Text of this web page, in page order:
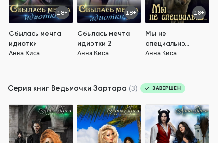
18+
Сбылась мечта
идиотки
Анна Киса
18+
Сбылась мечта
идиотки 2
Анна Киса
18+
Мы не
специально...
Анна Киса
Серия книг Ведьмочки Зартара (3) ЗАВЕРШЕН